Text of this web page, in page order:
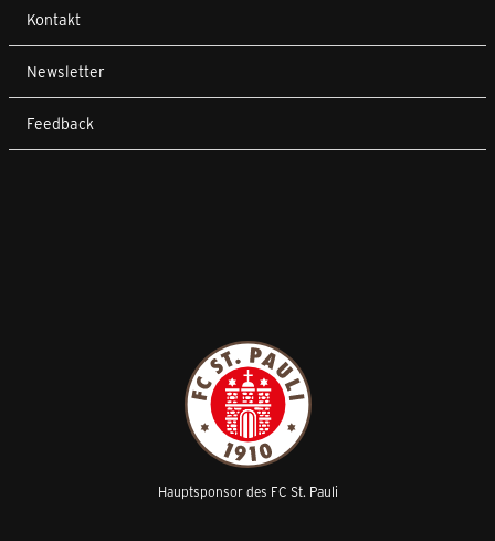
Kontakt
Newsletter
Feedback
Hauptsponsor des FC St. Pauli